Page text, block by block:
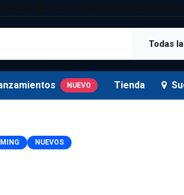
Todas
NUEVO Tienda
NUEVOS